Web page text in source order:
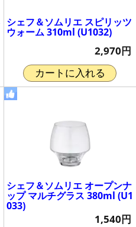
シェフ＆ソムリエ スピリッツ
ウォーム 310ml (U1032)
2,970円
カートに入れる
シェフ＆ソムリエ オープンナ
ップ マルチグラス 380ml (U1
033)
1,540円